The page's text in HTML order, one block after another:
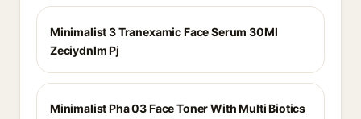
Minimalist 3 Tranexamic Face Serum 30Ml
Zeciydnlm Pj
Minimalist Pha 03 Face Toner With Multi Biotics